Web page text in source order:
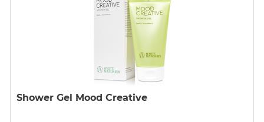
Shower Gel Mood Creative